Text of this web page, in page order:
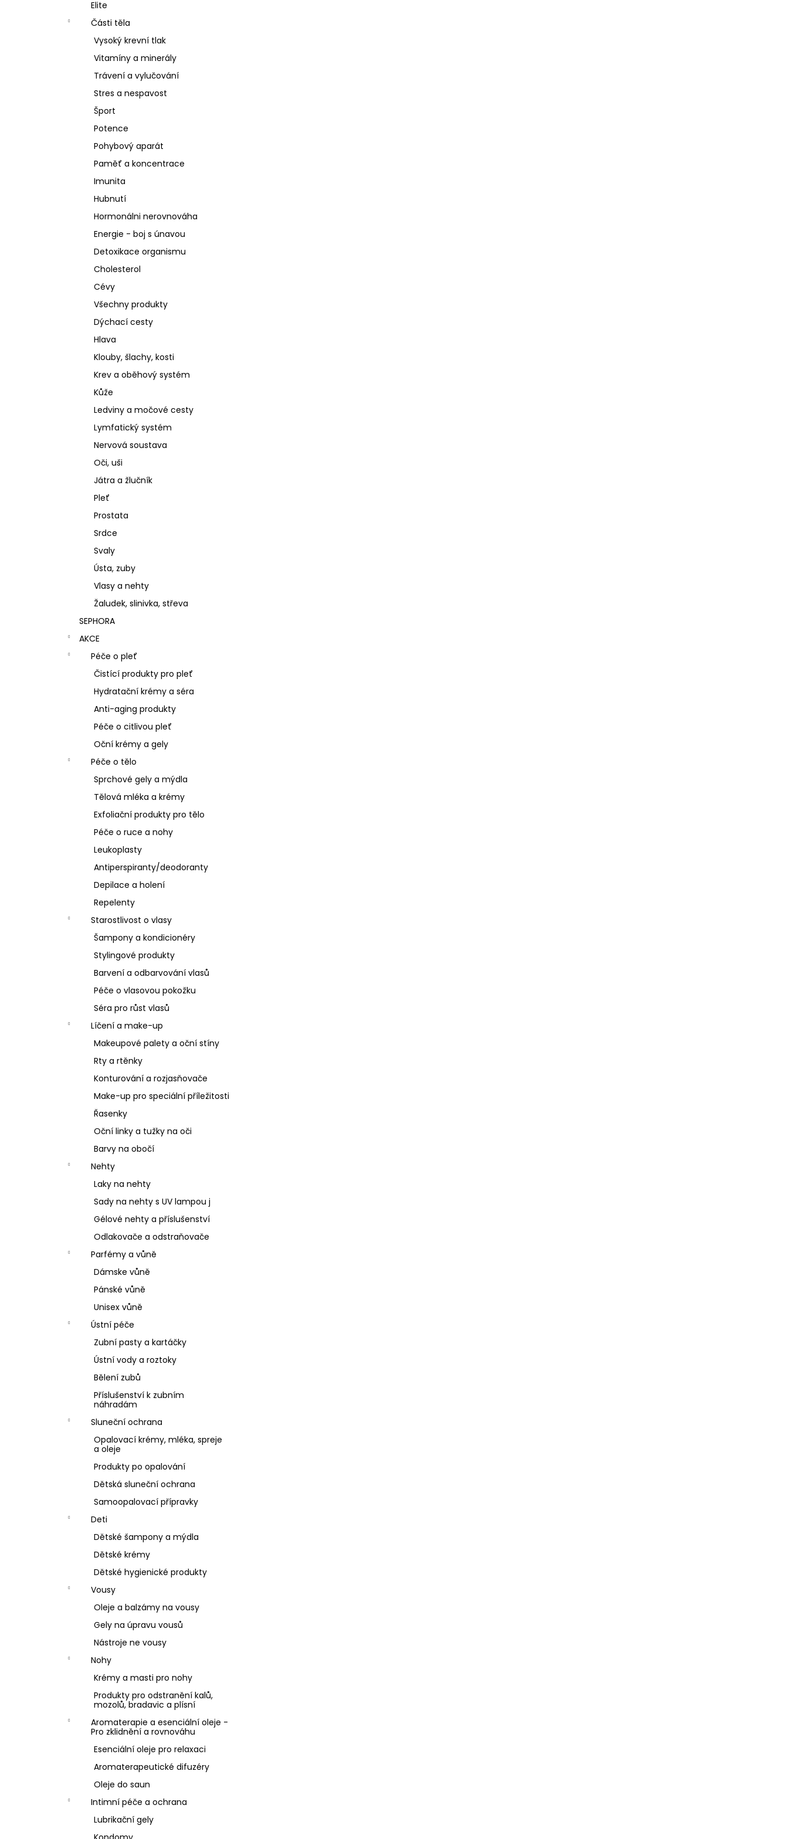
Elite
Části těla
Vysoký krevní tlak
Vitamíny a minerály
Trávení a vylučování
Stres a nespavost
Šport
Potence
Pohybový aparát
Paměť a koncentrace
Imunita
Hubnutí
Hormonálni nerovnováha
Energie - boj s únavou
Detoxikace organismu
Cholesterol
Cévy
Všechny produkty
Dýchací cesty
Hlava
Klouby, šlachy, kosti
Krev a oběhový systém
Kůže
Ledviny a močové cesty
Lymfatický systém
Nervová soustava
Oči, uši
Játra a žlučník
Pleť
Prostata
Srdce
Svaly
Ústa, zuby
Vlasy a nehty
Žaludek, slinivka, střeva
SEPHORA
AKCE
Péče o pleť
Čistící produkty pro pleť
Hydratační krémy a séra
Anti-aging produkty
Péče o citlivou pleť
Oční krémy a gely
Péče o tělo
Sprchové gely a mýdla
Tělová mléka a krémy
Exfoliační produkty pro tělo
Péče o ruce a nohy
Leukoplasty
Antiperspiranty/deodoranty
Depilace a holení
Repelenty
Starostlivost o vlasy
Šampony a kondicionéry
Stylingové produkty
Barvení a odbarvování vlasů
Péče o vlasovou pokožku
Séra pro růst vlasů
Líčení a make-up
Makeupové palety a oční stíny
Rty a rtěnky
Konturování a rozjasňovače
Make-up pro speciální příležitosti
Řasenky
Oční linky a tužky na oči
Barvy na obočí
Nehty
Laky na nehty
Sady na nehty s UV lampou j
Gélové nehty a příslušenství
Odlakovače a odstraňovače
Parfémy a vůně
Dámske vůně
Pánské vůně
Unisex vůně
Ústní péče
Zubní pasty a kartáčky
Ústní vody a roztoky
Bělení zubů
Příslušenství k zubním
náhradám
Sluneční ochrana
Opalovací krémy, mléka, spreje
a oleje
Produkty po opalování
Dětská sluneční ochrana
Samoopalovací přípravky
Deti
Dětské šampony a mýdla
Dětské krémy
Dětské hygienické produkty
Vousy
Oleje a balzámy na vousy
Gely na úpravu vousů
Nástroje ne vousy
Nohy
Krémy a masti pro nohy
Produkty pro odstranění kalů,
mozolů, bradavic a plísní
Aromaterapie a esenciální oleje -
Pro zklidnění a rovnováhu
Esenciální oleje pro relaxaci
Aromaterapeutické difuzéry
Oleje do saun
Intimní péče a ochrana
Lubrikační gely
SCHIZANDRA
329 Kč